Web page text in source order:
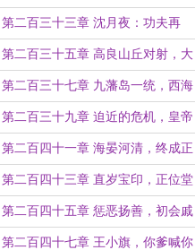
贵，遇到我你算是有救了
第二百三十三章 沈月夜：功夫再
高，一枪撂倒
第二百三十五章 高良山丘对射，大
友义镇授首
第二百三十七章 九藩岛一统，西海
道霸主！
第二百三十九章 迫近的危机，皇帝
之秘！
第二百四十一章 海晏河清，终成正
果
第二百四十三章 直岁宝印，正位堂
官！
第二百四十五章 惩恶扬善，初会戚
虎（求票）
第二百四十七章 王小旗，你爹喊你